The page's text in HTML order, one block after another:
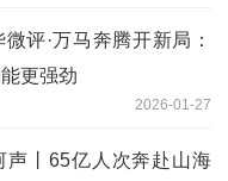
评·万马奔腾开新局：
更强劲
2026-01-27
声丨65亿人次奔赴山海